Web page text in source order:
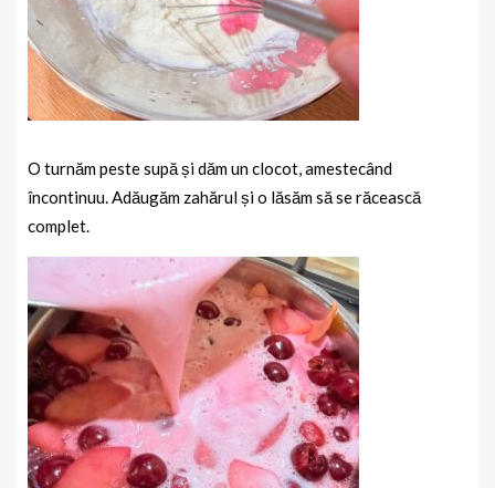
O turnăm peste supă și dăm un clocot, amestecând
încontinuu. Adăugăm zahărul și o lăsăm să se răcească
complet.